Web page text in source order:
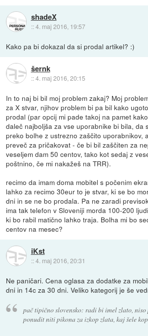
shadeX
::4. maj 2016, 19:57
Kako pa bi dokazal da si prodal artikel? :)
šernk
::4. maj 2016, 20:15
In to naj bi bil moj problem zakaj? Moj
za X stvar, njihov problem bi pa bil kako
prodal (par opcij mi pade takoj na pamet
daleč najboljša za vse uporabnike bi bila, da
preko bolhe z ustrezno zaščito uporabnikov,
preveč za pričakovat - če bi bil zaščiten za
veseljem dam 50 centov, tako kot sedaj z
poštnino, če mi nakažeš na TRR).
recimo da imam doma mobitel s počenim
lahko za recimo 30eur to je stvar, ki se bo
dni in se ne bo prodala. Pa ne zaradi
ima tak telefon v Sloveniji morda 100-200
ki bo rabil matično lahko traja. Bolha mi bo
centov na mesec?
iKst
::4. maj 2016, 20:31
Ne paničari. Cena oglasa za dodatke za
dni in 14c za 30 dni. Veliko kategorij je še
pač tipično slovensko: radi bi imel zlato,
ponudit niti pikona za izkop zlata, kaj šele